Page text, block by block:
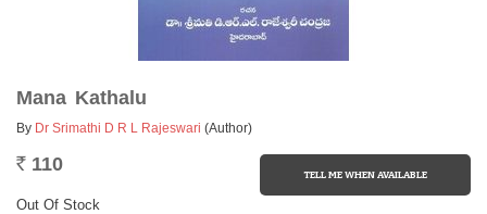
Mana Kathalu
By Dr Srimathi D R L Rajeswari (Author)
Rs. 110
Out Of Stock